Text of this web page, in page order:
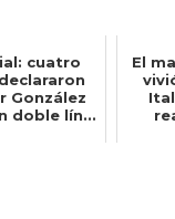
cuatro
González
doble lín...
El